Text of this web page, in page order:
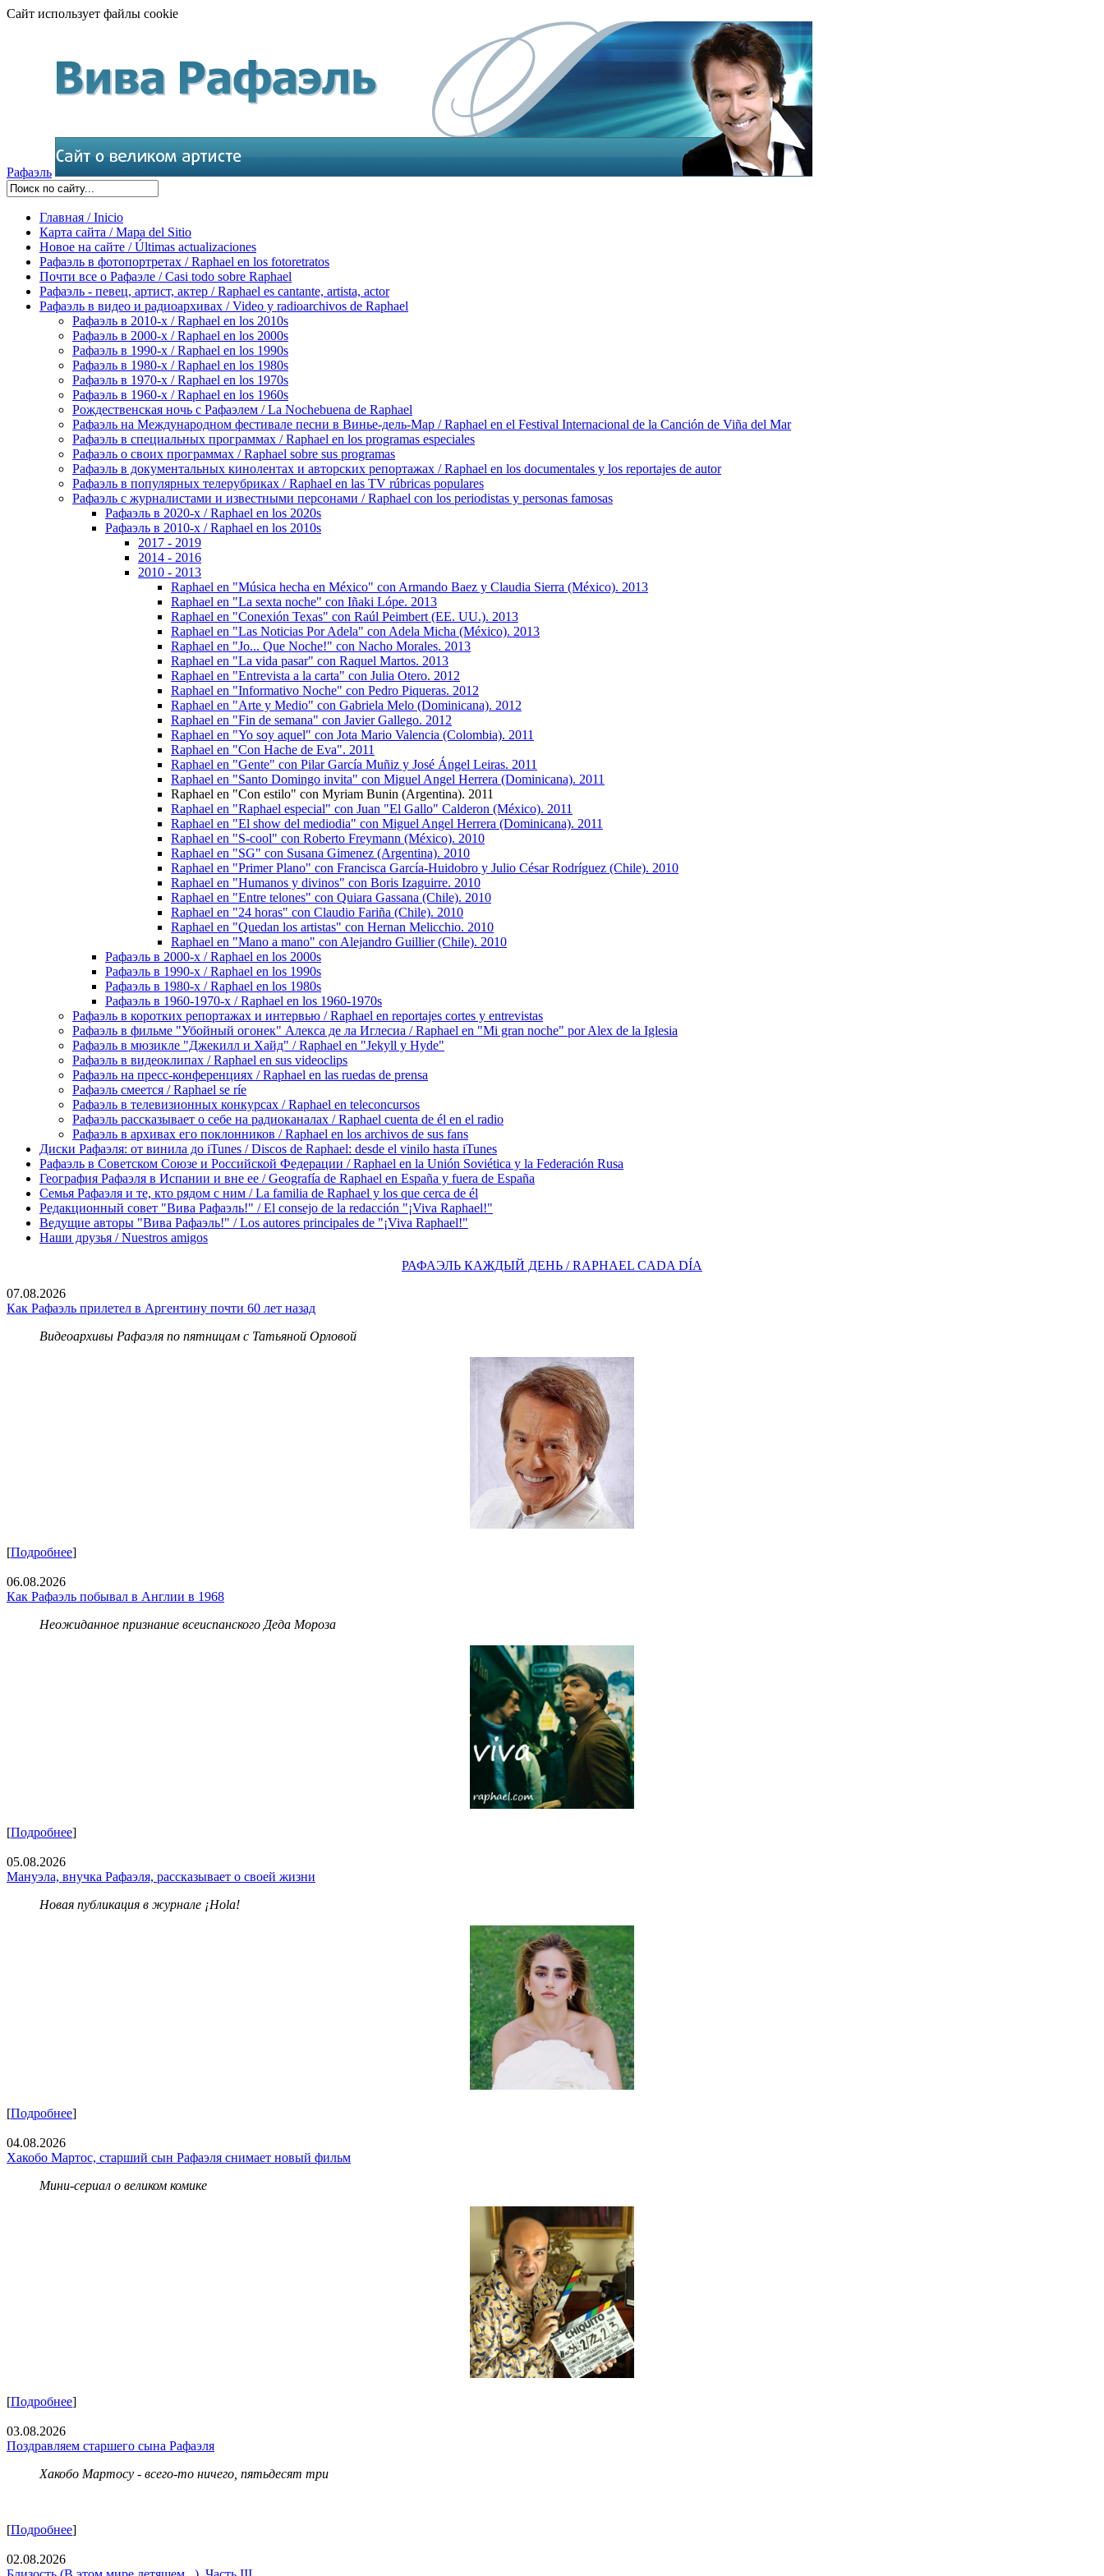
Сайт использует файлы cookie
Рафаэль
Главная / Inicio
Карта сайта / Mapa del Sitio
Новое на сайте / Últimas actualizaciones
Рафаэль в фотопортретах / Raphael en los fotoretratos
Почти все о Рафаэле / Casi todo sobre Raphael
Рафаэль - певец, артист, актер / Raphael es cantante, artista, actor
Рафаэль в видео и радиоархивах / Video y radioarchivos de Raphael
Рафаэль в 2010-х / Raphael en los 2010s
Рафаэль в 2000-х / Raphael en los 2000s
Рафаэль в 1990-х / Raphael en los 1990s
Рафаэль в 1980-х / Raphael en los 1980s
Рафаэль в 1970-х / Raphael en los 1970s
Рафаэль в 1960-х / Raphael en los 1960s
Рождественская ночь с Рафаэлем / La Nochebuena de Raphael
Рафаэль на Международном фестивале песни в Винье-дель-Мар / Raphael en el Festival Internacional de la Canción de Viña del Mar
Рафаэль в специальных программах / Raphael en los programas especiales
Рафаэль о своих программах / Raphael sobre sus programas
Рафаэль в документальных кинолентах и авторских репортажах / Raphael en los documentales y los reportajes de autor
Рафаэль в популярных телерубриках / Raphael en las TV rúbricas populares
Рафаэль с журналистами и известными персонами / Raphael con los periodistas y personas famosas
Рафаэль в 2020-х / Raphael en los 2020s
Рафаэль в 2010-х / Raphael en los 2010s
2017 - 2019
2014 - 2016
2010 - 2013
Raphael en "Música hecha en México" con Armando Baez y Claudia Sierra (México). 2013
Raphael en "La sexta noche" con Iñaki Lópe. 2013
Raphael en "Conexión Texas" con Raúl Peimbert (EE. UU.). 2013
Raphael en "Las Noticias Por Adela" con Adela Micha (México). 2013
Raphael en "Jo... Que Noche!" con Nacho Morales. 2013
Raphael en "La vida pasar" con Raquel Martos. 2013
Raphael en "Entrevista a la carta" con Julia Otero. 2012
Raphael en "Informativo Noche" con Pedro Piqueras. 2012
Raphael en "Arte y Medio" con Gabriela Melo (Dominicana). 2012
Raphael en "Fin de semana" con Javier Gallego. 2012
Raphael en "Yo soy aquel" con Jota Mario Valencia (Colombia). 2011
Raphael en "Con Hache de Eva". 2011
Raphael en "Gente" con Pilar García Muñiz y José Ángel Leiras. 2011
Raphael en "Santo Domingo invita" con Miguel Angel Herrera (Dominicana). 2011
Raphael en "Con estilo" con Myriam Bunin (Argentina). 2011
Raphael en "Raphael especial" con Juan "El Gallo" Calderon (México). 2011
Raphael en "El show del mediodia" con Miguel Angel Herrera (Dominicana). 2011
Raphael en "S-cool" con Roberto Freymann (México). 2010
Raphael en "SG" con Susana Gimenez (Argentina). 2010
Raphael en "Primer Plano" con Francisca García-Huidobro y Julio César Rodríguez (Chile). 2010
Raphael en "Humanos y divinos" con Boris Izaguirre. 2010
Raphael en "Entre telones" con Quiara Gassana (Chile). 2010
Raphael en "24 horas" con Claudio Fariña (Chile). 2010
Raphael en "Quedan los artistas" con Hernan Melicchio. 2010
Raphael en "Mano a mano" con Alejandro Guillier (Chile). 2010
Рафаэль в 2000-х / Raphael en los 2000s
Рафаэль в 1990-х / Raphael en los 1990s
Рафаэль в 1980-х / Raphael en los 1980s
Рафаэль в 1960-1970-х / Raphael en los 1960-1970s
Рафаэль в коротких репортажах и интервью / Raphael en reportajes cortes y entrevistas
Рафаэль в фильме "Убойный огонек" Алекса де ла Иглесиа / Raphael en "Mi gran noche" por Alex de la Iglesia
Рафаэль в мюзикле "Джекилл и Хайд" / Raphael en "Jekyll y Hyde"
Рафаэль в видеоклипах / Raphael en sus videoclips
Рафаэль на пресс-конференциях / Raphael en las ruedas de prensa
Рафаэль смеется / Raphael se ríe
Рафаэль в телевизионных конкурсах / Raphael en teleconcursos
Рафаэль рассказывает о себе на радиоканалах / Raphael cuenta de él en el radio
Рафаэль в архивах его поклонников / Raphael en los archivos de sus fans
Диски Рафаэля: от винила до iTunes / Discos de Raphael: desde el vinilo hasta iTunes
Рафаэль в Советском Союзе и Российской Федерации / Raphael en la Unión Soviética y la Federación Rusa
География Рафаэля в Испании и вне ее / Geografía de Raphael en España y fuera de España
Семья Рафаэля и те, кто рядом с ним / La familia de Raphael y los que cerca de él
Редакционный совет "Вива Рафаэль!" / El consejo de la redacción "¡Viva Raphael!"
Ведущие авторы "Вива Рафаэль!" / Los autores principales de "¡Viva Raphael!"
Наши друзья / Nuestros amigos
РАФАЭЛЬ КАЖДЫЙ ДЕНЬ / RAPHAEL CADA DÍA
07.08.2026
Как Рафаэль прилетел в Аргентину почти 60 лет назад
Видеоархивы Рафаэля по пятницам с Татьяной Орловой
[Подробнее]
06.08.2026
Как Рафаэль побывал в Англии в 1968
Неожиданное признание всеиспанского Деда Мороза
[Подробнее]
05.08.2026
Мануэла, внучка Рафаэля, рассказывает о своей жизни
Новая публикация в журнале ¡Hola!
[Подробнее]
04.08.2026
Хакобо Мартос, старший сын Рафаэля снимает новый фильм
Мини-сериал о великом комике
[Подробнее]
03.08.2026
Поздравляем старшего сына Рафаэля
Хакобо Мартосу - всего-то ничего, пятьдесят три
[Подробнее]
02.08.2026